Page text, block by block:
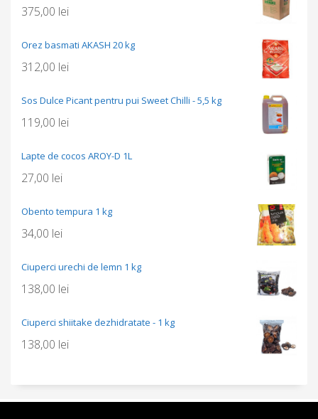
375,00 lei
Orez basmati AKASH 20 kg
312,00 lei
Sos Dulce Picant pentru pui Sweet Chilli - 5,5 kg
119,00 lei
Lapte de cocos AROY-D 1L
27,00 lei
Obento tempura 1 kg
34,00 lei
Ciuperci urechi de lemn 1 kg
138,00 lei
Ciuperci shiitake dezhidratate - 1 kg
138,00 lei